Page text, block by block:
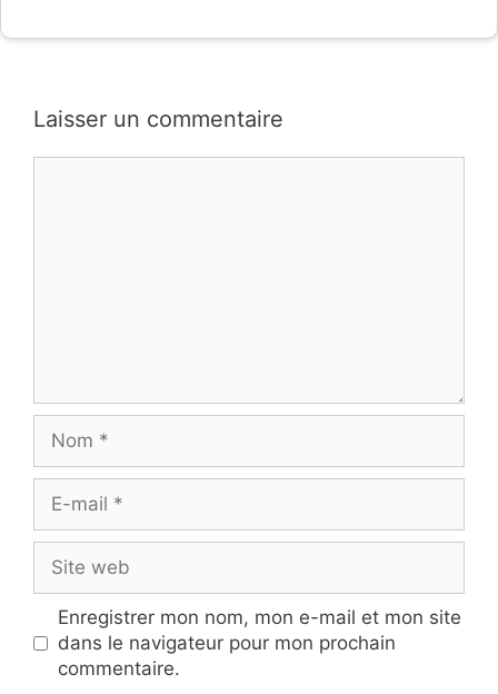
Laisser un commentaire
mail
web
Enregistrer mon nom, mon e-mail et mon site
dans le navigateur pour mon prochain
commentaire.